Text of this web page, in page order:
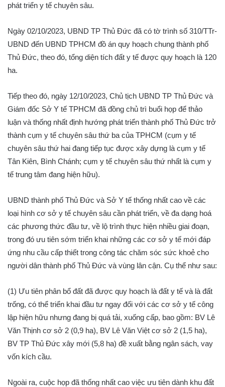
phát triển y tế chuyên sâu.
Ngày 02/10/2023, UBND TP Thủ Đức đã có tờ trình số 310/TTr-
UBND đến UBND TPHCM đồ án quy hoạch chung thành phố
Thủ Đức, theo đó, tổng diện tích đất y tế được quy hoạch là 120
ha.
Tiếp theo đó, ngày 12/10/2023, Chủ tịch UBND TP Thủ Đức và
Giám đốc Sở Y tế TPHCM đã đồng chủ trì buổi họp để thảo
luận và thống nhất định hướng phát triển thành phố Thủ Đức trở
thành cụm y tế chuyên sâu thứ ba của TPHCM (cụm y tế
chuyên sâu thứ hai đang tiếp tục được xây dựng là cụm y tế
Tân Kiên, Bình Chánh; cụm y tế chuyên sâu thứ nhất là cụm y
tế trung tâm đang hiện hữu).
UBND thành phố Thủ Đức và Sở Y tế thống nhất cao về các
loại hình cơ sở y tế chuyên sâu cần phát triển, về đa dạng hoá
các phương thức đầu tư, về lộ trình thực hiện nhiều giai đoạn,
trong đó ưu tiên sớm triển khai những các cơ sở y tế mới đáp
ứng nhu cầu cấp thiết trong công tác chăm sóc sức khoẻ cho
người dân thành phố Thủ Đức và vùng lân cận. Cụ thể như sau:
(1) Ưu tiên phân bổ đất đã được quy hoạch là đất y tế và là đất
trống, có thể triển khai đầu tư ngay đối với các cơ sở y tế công
lập hiện hữu nhưng đang bị quá tải, xuống cấp, bao gồm: BV Lê
Văn Thịnh cơ sở 2 (0,9 ha), BV Lê Văn Việt cơ sở 2 (1,5 ha),
BV TP Thủ Đức xây mới (5,8 ha) đề xuất bằng ngân sách, vay
vốn kích cầu.
Ngoài ra, cuộc họp đã thống nhất cao việc ưu tiên dành khu đất